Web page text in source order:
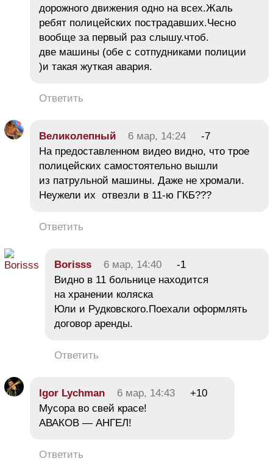
дорожного движения одно на всех.Жаль
ребят полицейских пострадавших.Чесно
вообще за первый раз слышу.чтоб.
две машины (обе с сотпудниками полиции
)и такая жуткая авария.
Ответить
Великолепный 6 мар, 14:24
-7
На предоставленном видео видно, что трое
полицейских самостоятельно вышли
из патрульной машины. Даже не хромали.
Неужели их отвезли в 11-ю ГКБ???
Ответить
Borisss 6 мар, 14:40
-1
Видно в 11 больнице находится
на хранении коляска
Юли и Рудковского.Поехали оформлять
договор аренды.
Ответить
Igor Lychman 6 мар, 14:43
+10
Мусора во свей красе!
АВАКОВ — АНГЕЛ!
Ответить